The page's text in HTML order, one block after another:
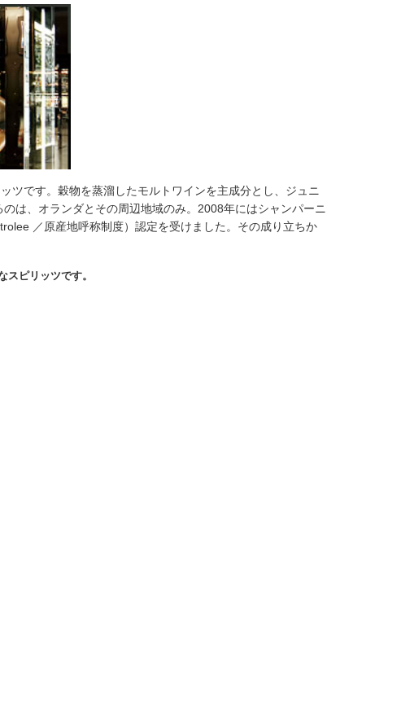
ツです。穀物を蒸溜したモルトワインを主成分とし、ジュニ
は、オランダとその周辺地域のみ。2008年にはシャンパーニ
／原産地呼称制度）認定を受けました。その成り立ちか
ピリッツです。